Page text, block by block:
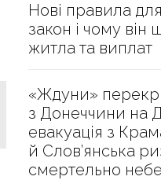
Нові правила
закон і чому він
житла та виплат
«Ждуни»
з Донеччини на
евакуація з
й Слов’янська
смертельно